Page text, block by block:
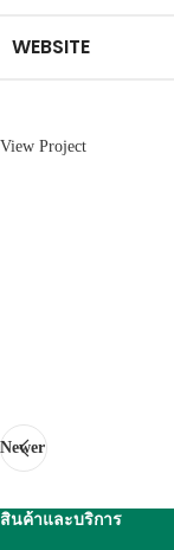
WEBSITE
View Project
Newer
สินค้าและบริการ